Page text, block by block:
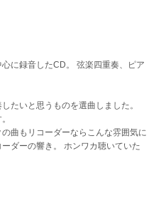
に録音したCD。 弦楽四重奏、ピア
たいと思うものを選曲しました。
曲もリコーダーならこんな雰囲気に
ダーの響き。 ホンワカ聴いていた